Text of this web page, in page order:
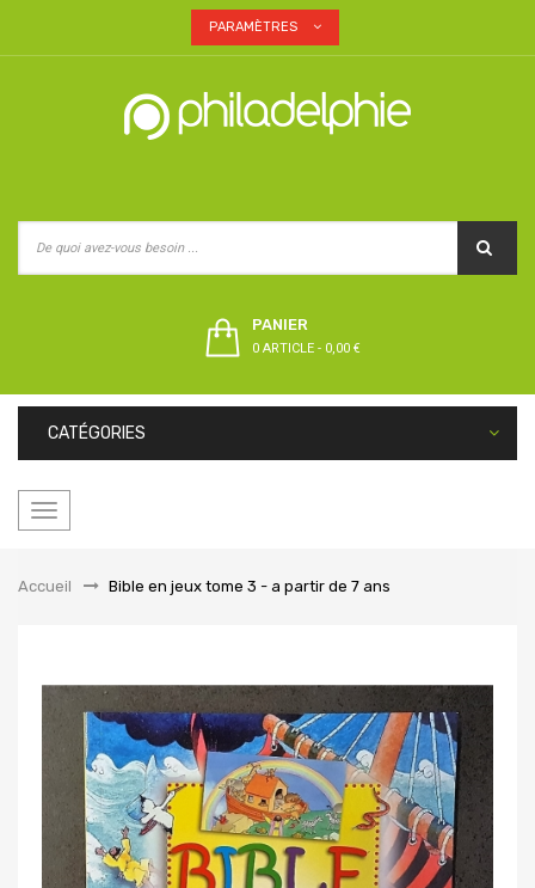
PARAMÈTRES
PANIER
0 ARTICLE - 0,00 €
CATÉGORIES
Basculer
Accueil
&gt;Bible en jeux tome 3 - a partir de 7 ans